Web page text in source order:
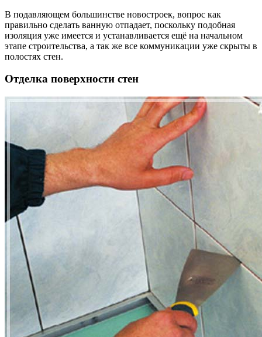
В подавляющем большинстве новостроек, вопрос как
правильно сделать ванную отпадает, поскольку подобная
изоляция уже имеется и устанавливается ещё на начальном
этапе строительства, а так же все коммуникации уже скрыты в
полостях стен.
Отделка поверхности стен